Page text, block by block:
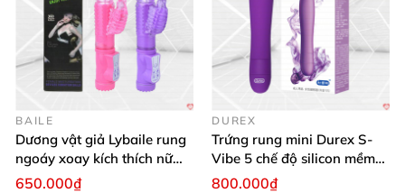
BAILE
Dương vật giả Lybaile rung
ngoáy xoay kích thích nữ
thủ dâm
650.000₫
DUREX
Trứng rung mini Durex S-
Vibe 5 chế độ silicon mềm
mịn cao cấp
800.000₫